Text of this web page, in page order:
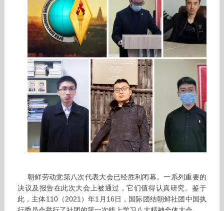
朝鲜劳动党第八次代表大会已经胜利闭幕。一系列重要的
决议及报告在此次大会上被通过，它们值得认真研究。鉴于
此，主体110（2021）年1月16日，国际团结朝鲜社团中国执